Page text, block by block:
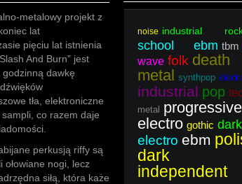
metalowy projekt z
lat
pięciu lat istnienia
And Burn” jest
dawkę
tła, elektroniczne
co razem daje
perkusją riffy są
nogi, lecz
siłą, która każe
noise industrial
school ebm tbm
wave folk death
metal synthpop
industrial pop
metal progressive
electro gothic
electro ebm
dark
independent